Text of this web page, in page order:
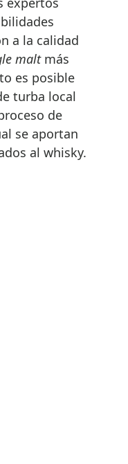
a la calidad
maltmás
es posible
turba local
de
se aportan
al whisky.